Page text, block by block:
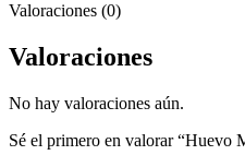
Valoraciones (0)
Valoraciones
No hay valoraciones aún.
Sé el primero en valorar “Huevo